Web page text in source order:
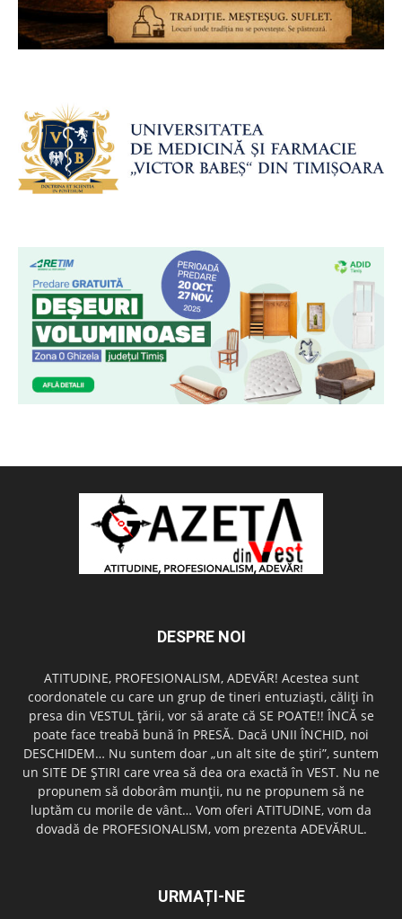
DESPRE NOI
ATITUDINE, PROFESIONALISM, ADEVĂR! Acestea sunt
coordonatele cu care un grup de tineri entuziaşti, căliţi în
presa din VESTUL ţării, vor să arate că SE POATE!! ÎNCĂ se
poate face treabă bună în PRESĂ. Dacă UNII ÎNCHID, noi
DESCHIDEM… Nu suntem doar „un alt site de ştiri”, suntem
un SITE DE ŞTIRI care vrea să dea ora exactă în VEST. Nu ne
propunem să doborâm munţii, nu ne propunem să ne
luptăm cu morile de vânt… Vom oferi ATITUDINE, vom da
dovadă de PROFESIONALISM, vom prezenta ADEVĂRUL.
URMAȚI-NE